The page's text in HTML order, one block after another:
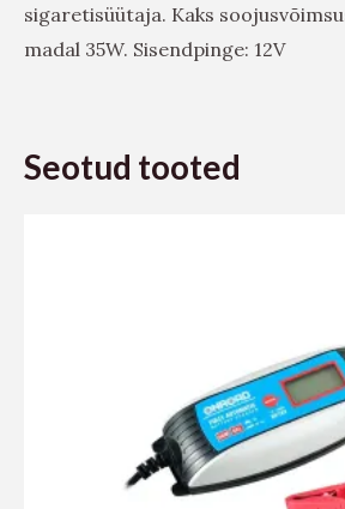
sigaretisüütaja. Kaks
madal 35W. Sisendpinge: 12V
Seotud tooted